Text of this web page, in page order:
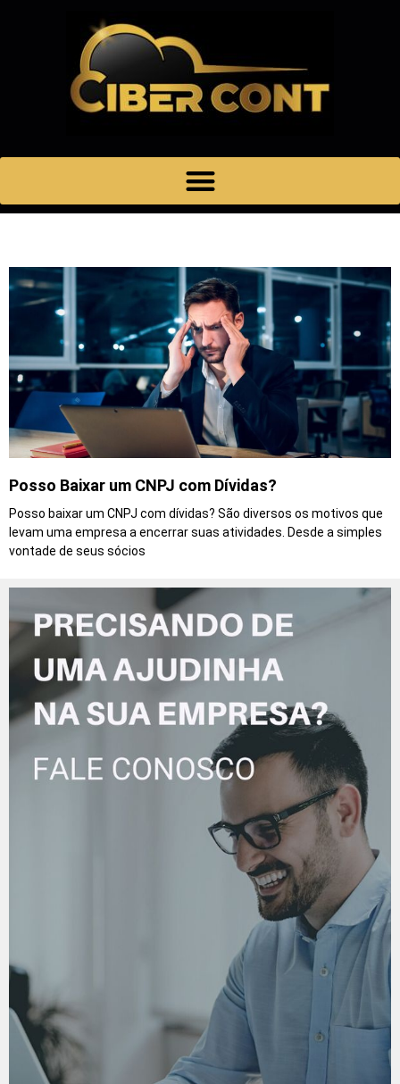
Posso Baixar um CNPJ com Dívidas?
Posso baixar um CNPJ com dívidas? São diversos os motivos que
levam uma empresa a encerrar suas atividades. Desde a simples
vontade de seus sócios